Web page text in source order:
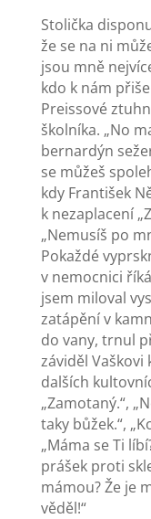
Stolička
že se na ni
jsou mně
kdo k nám
Preissové
školníka. „No
bernardýn
se můžeš
kdy František
k nezaplacení
„Nemusíš po
Pokaždé
v nemocnici
jsem miloval
zatápění v
do vany, trnul
záviděl
dalších
„Zamotaný.“,
taky bůžek.“,
„Máma se Ti
prášek proti
mámou? Že je
věděl!“